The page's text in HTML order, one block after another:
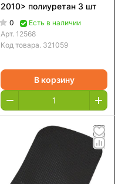
2010> полиуретан 3 шт
0
Есть в наличии
Арт. 12568
Код товара. 321059
В корзину